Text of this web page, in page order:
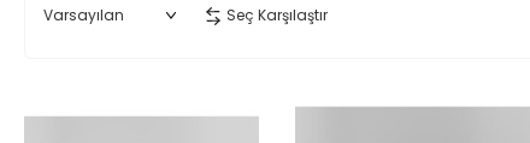
Seç Karşılaştır